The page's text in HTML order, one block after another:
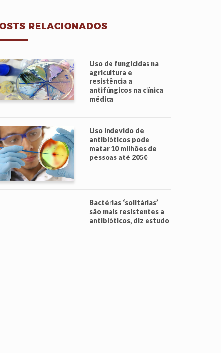
RELACIONADOS
Uso de fungicidas na
agricultura e
resistência a
antifúngicos na clínica
médica
Uso indevido de
antibióticos pode
matar 10 milhões de
pessoas até 2050
Bactérias ‘solitárias’
são mais resistentes a
antibióticos, diz estudo